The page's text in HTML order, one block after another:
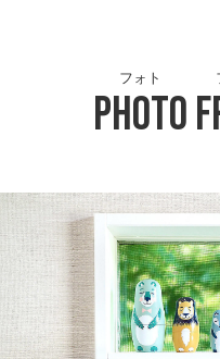
Photo
フォト